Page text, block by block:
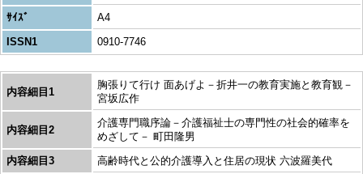
ｻｲｽﾞ
A4
ISSN1
0910-7746
内容細目1
胸張りて行け 面あげよ－折井一の教育実施と教育観－
宮坂広作
内容細目2
介護専門職序論－介護福祉士の専門性の社会的確率を
めざして－ 町田隆男
内容細目3
高齢時代と公的介護導入と住居の現状 六波羅美代